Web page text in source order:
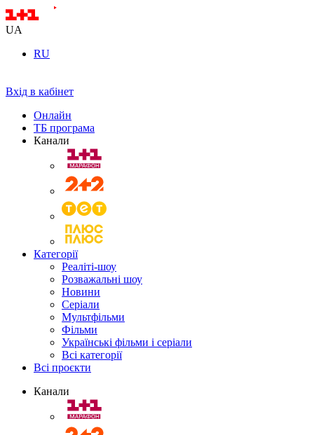
UA
RU
Вхід в кабінет
Онлайн
ТБ програма
Канали
Категорії
Реаліті-шоу
Розважальні шоу
Новини
Серіали
Мультфільми
Фільми
Українські фільми і серіали
Всі категорії
Всі проєкти
Канали